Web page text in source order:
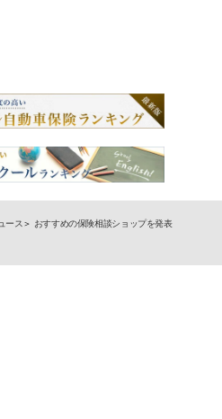
ース
おすすめの保険相談ショップを発表